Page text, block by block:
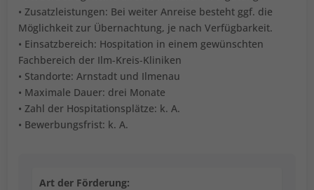
• Zusatzleistungen: Bei weiter Anreise besteht ggf. die
Möglichkeit zur Übernachtung, je nach Verfügbarkeit.
• Einsatzbereich: Hospitation in einem gewünschten
Fachbereich der Ilm-Kreis-Kliniken
• Standorte: Arnstadt und Ilmenau
• Maximale Dauer: drei Monate
• Zahl der Hospitationsplätze: k. A.
• Bewerbungsfrist: k. A.
Art der Förderung: